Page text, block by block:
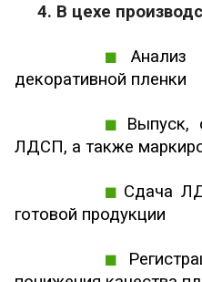
4. В цехе
Анализ
декоративной пленки
Выпуск,
ЛДСП, а также
Сдача
готовой продукции